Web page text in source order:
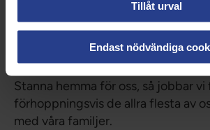
Tillåt urval
Endast nödvändiga
Vi i hälso- och sjukvården är
vi har klarat av hittills. Vi har ställt
jobbat ihop som ett effektivt team.
Nu vill vi att vi gör det tillsammans
Stanna hemma för oss, så jobbar vi
förhoppningsvis de allra flesta av
med våra familjer.